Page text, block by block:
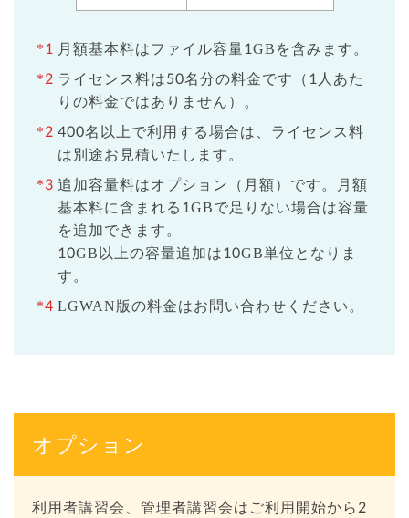
*1 月額基本料はファイル容量1GBを含みます。
*2 ライセンス料は50名分の料金です（1人あた
りの料金ではありません）。
*2 400名以上で利用する場合は、ライセンス料
は別途お見積いたします。
*3 追加容量料はオプション（月額）です。月額
基本料に含まれる1GBで足りない場合は容量
を追加できます。
10GB以上の容量追加は10GB単位となりま
す。
*4 LGWAN版の料金はお問い合わせください。
オプション
利用者講習会、管理者講習会はご利用開始から2